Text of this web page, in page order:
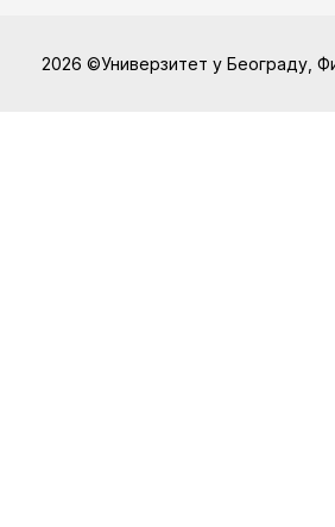
2026 ©Универзитет у Београду,